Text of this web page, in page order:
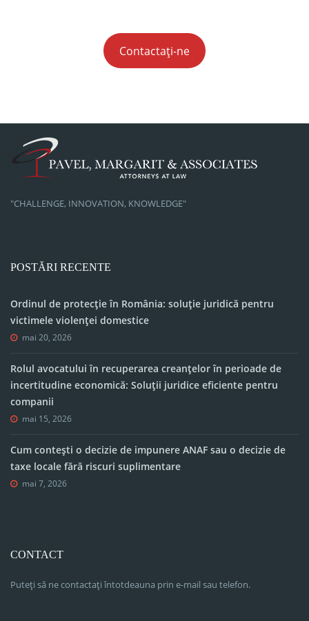
Contactați-ne
"CHALLENGE, INNOVATION, KNOWLEDGE"
POSTĂRI RECENTE
Ordinul de protecție în România: soluție juridică pentru
victimele violenței domestice
mai 20, 2026
Rolul avocatului în recuperarea creanțelor în perioade de
incertitudine economică: Soluții juridice eficiente pentru
companii
mai 15, 2026
Cum contești o decizie de impunere ANAF sau o decizie de
taxe locale fără riscuri suplimentare
mai 7, 2026
CONTACT
Puteți să ne contactați întotdeauna prin e-mail sau telefon.